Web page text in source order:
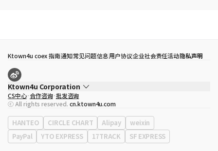
Ktown4u coex 指南通知常见问题信息用户协议企业社会责任活动隐私声明
Ktown4u Corporation
代表
宋効珉
营业执照 120-87-71116
公司地址 首尔特别市 江南区 岭东大路 513号 3楼 （三成洞， coex)
CS中心 合作咨询 批发咨询
ⓒ All rights reserved. cn.ktown4u.com
HANTEO CIRCLE CHART Alipay
weixin
PayPal
YTO EXPRESS 17TRACK SF EXPRESS